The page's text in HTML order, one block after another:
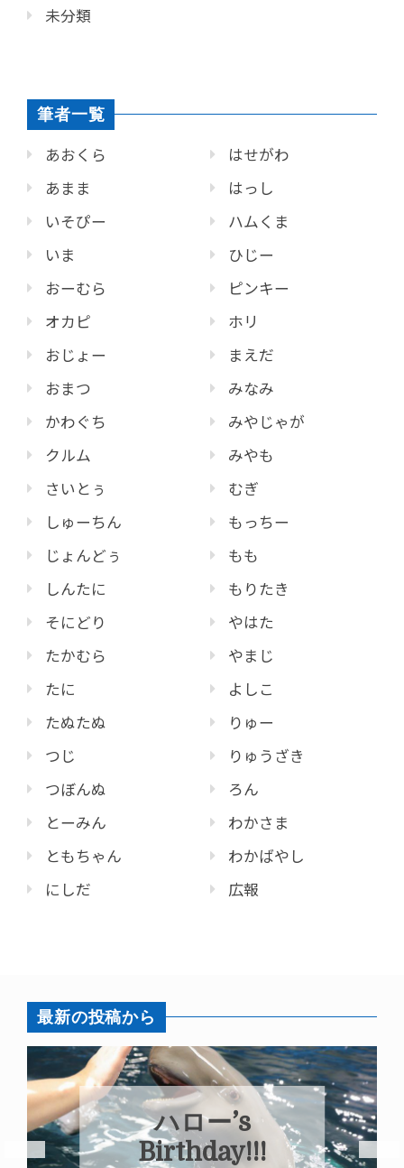
未分類
筆者一覧
あおくら
あまま
いそぴー
いま
おーむら
オカピ
おじょー
おまつ
かわぐち
クルム
さいとぅ
しゅーちん
じょんどぅ
しんたに
そにどり
たかむら
たに
たぬたぬ
つじ
つぼんぬ
とーみん
ともちゃん
にしだ
はせがわ
はっし
ハムくま
ひじー
ピンキー
ホリ
まえだ
みなみ
みやじゃが
みやも
むぎ
もっちー
もも
もりたき
やはた
やまじ
よしこ
りゅー
りゅうざき
ろん
わかさま
わかばやし
広報
最新の投稿から
ハロー’s
Birthday!!!